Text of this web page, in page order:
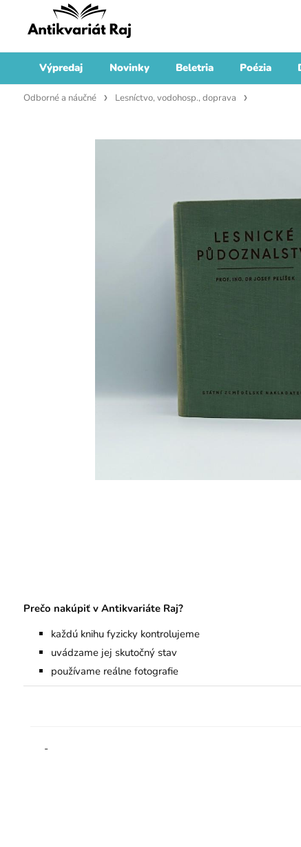
Výpredaj Novinky Beletria Poézia
Odborné a náučné Lesníctvo, vodohosp., doprava
Prečo nakúpiť v Antikvariáte Raj?
každú knihu fyzicky kontrolujeme
uvádzame jej skutočný stav
používame reálne fotografie
-